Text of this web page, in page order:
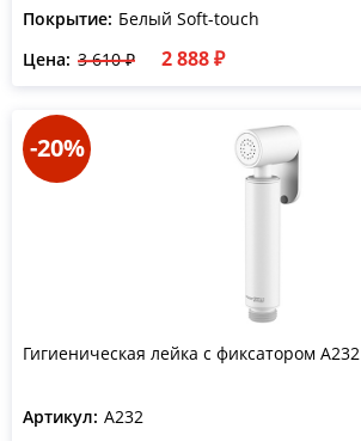
Покрытие: Белый Soft-touch
Цена: 3 610 ₽ 2 888 ₽
-20%
Гигиеническая лейка с фиксатором A232
Артикул: A232